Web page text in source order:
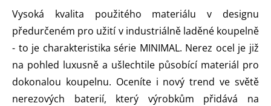
Vysoká kvalita použitého materiálu v designu
předurčeném pro užití v industriálně laděné koupelně
- to je charakteristika série MINIMAL. Nerez ocel je již
na pohled luxusně a ušlechtile působící materiál pro
dokonalou koupelnu. Oceníte i nový trend ve světě
nerezových baterií, který výrobkům přidává na